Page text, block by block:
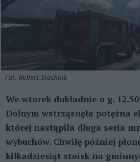
Fot. Robert Stachnik
We wtorek dokładnie o g.
Dolnym wstrząsnęła potężna
której nastąpiła długa seria
wybuchów. Chwilę później
kilkadziesiąt stoisk na